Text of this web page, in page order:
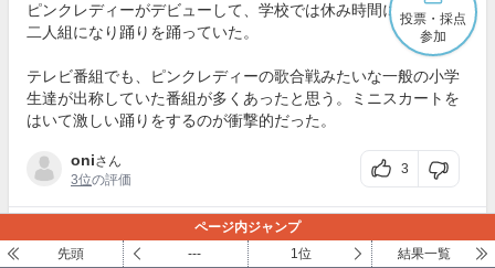
ピンクレディーがデビューして、学校では休み時間になれば、
二人組になり踊りを踊っていた。
テレビ番組でも、ピンクレディーの歌合戦みたいな一般の小学
生達が出称していた番組が多くあったと思う。ミニスカートを
はいて激しい踊りをするのが衝撃的だった。
oniさん
3位の評価
3
昭和の代表格 報告
投票・採点
参加
ページ内ジャンプ
先頭
--- 1位 結果一覧